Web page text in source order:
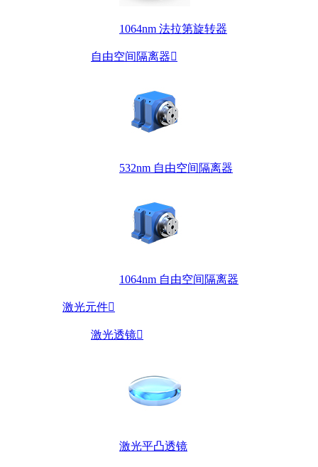
1064nm 法拉第旋转器
自由空间隔离器
532nm 自由空间隔离器
1064nm 自由空间隔离器
激光元件
激光透镜
激光平凸透镜